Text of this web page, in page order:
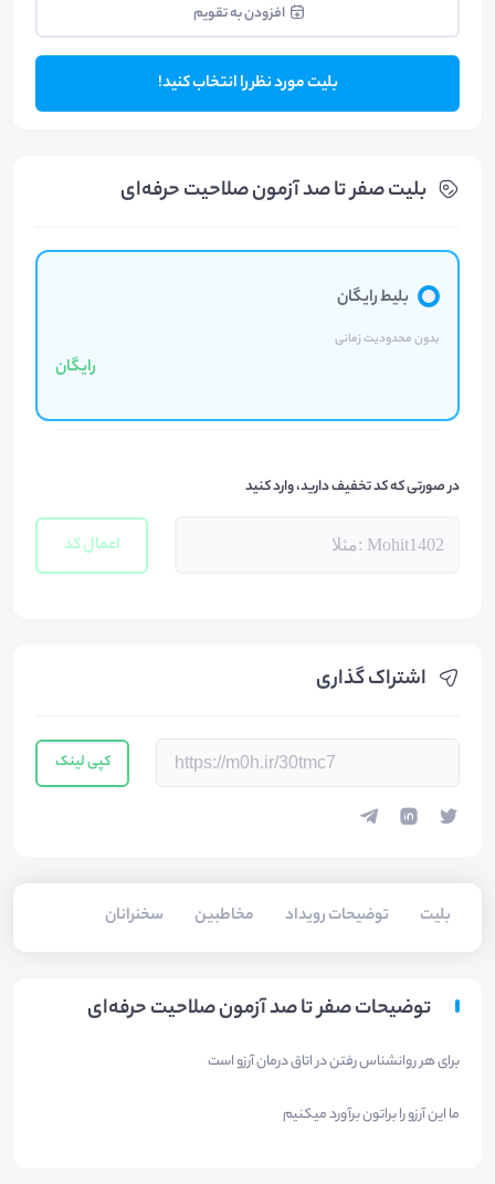
افزودن به تقویم
بلیت مورد نظر را انتخاب کنید!
اشتراک گذاری
کپی لینک
بلیت‌ توضیحات رویداد مخاطبین سخنرانان
بلیت‌ صفر تا صد آزمون صلاحیت حرفه‌ای
بلیط رایگان
بدون محدودیت زمانی
رایگان
در صورتی که کد تخفیف دارید، وارد کنید
اعمال کد
توضیحات صفر تا صد آزمون صلاحیت حرفه‌ای
برای هر روانشناس رفتن در اتاق درمان آرزو است
ما این آرزو را براتون برآورد میکنیم